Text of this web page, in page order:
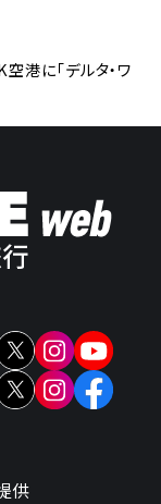
港に「デルタ・ワ
供